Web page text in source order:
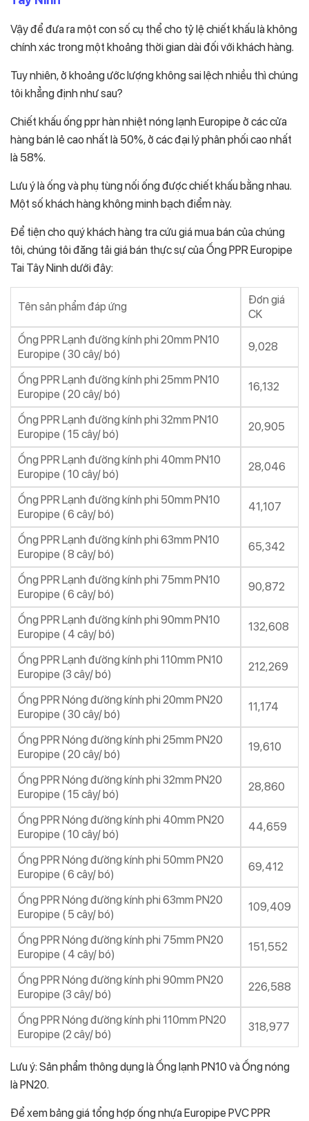
Vậy để đưa ra một con số cụ thể cho tỷ lệ chiết khấu là không
chính xác trong một khoảng thời gian dài đối với khách hàng.
Tuy nhiên, ở khoảng ước lượng không sai lệch nhiều thì chúng
tôi khẳng định như sau?
Chiết khấu ống ppr hàn nhiệt nóng lạnh Europipe ở các cửa
hàng bán lẻ cao nhất là 50%, ở các đại lý phân phối cao nhất
là 58%.
Lưu ý là ống và phụ tùng nối ống được chiết khấu bằng nhau.
Một số khách hàng không minh bạch điểm này.
Để tiện cho quý khách hàng tra cứu giá mua bán của chúng
tôi, chúng tôi đăng tải giá bán thực sự của Ống PPR Europipe
Tai Tây Ninh dưới đây:
Tên sản phẩm đáp ứng
Đơn giá
CK
Ống PPR Lạnh đường kính phi 20mm PN10
Europipe ( 30 cây/ bó)
9,028
Ống PPR Lạnh đường kính phi 25mm PN10
Europipe ( 20 cây/ bó)
16,132
Ống PPR Lạnh đường kính phi 32mm PN10
Europipe ( 15 cây/ bó)
20,905
Ống PPR Lạnh đường kính phi 40mm PN10
Europipe ( 10 cây/ bó)
28,046
Ống PPR Lạnh đường kính phi 50mm PN10
Europipe ( 6 cây/ bó)
41,107
Ống PPR Lạnh đường kính phi 63mm PN10
Europipe ( 8 cây/ bó)
65,342
Ống PPR Lạnh đường kính phi 75mm PN10
Europipe ( 6 cây/ bó)
90,872
Ống PPR Lạnh đường kính phi 90mm PN10
Europipe ( 4 cây/ bó)
132,608
Ống PPR Lạnh đường kính phi 110mm PN10
Europipe (3 cây/ bó)
212,269
Ống PPR Nóng đường kính phi 20mm PN20
Europipe ( 30 cây/ bó)
11,174
Ống PPR Nóng đường kính phi 25mm PN20
Europipe ( 20 cây/ bó)
19,610
Ống PPR Nóng đường kính phi 32mm PN20
Europipe ( 15 cây/ bó)
28,860
Ống PPR Nóng đường kính phi 40mm PN20
Europipe ( 10 cây/ bó)
44,659
Ống PPR Nóng đường kính phi 50mm PN20
Europipe ( 6 cây/ bó)
69,412
Ống PPR Nóng đường kính phi 63mm PN20
Europipe ( 5 cây/ bó)
109,409
Ống PPR Nóng đường kính phi 75mm PN20
Europipe ( 4 cây/ bó)
151,552
Ống PPR Nóng đường kính phi 90mm PN20
Europipe (3 cây/ bó)
226,588
Ống PPR Nóng đường kính phi 110mm PN20
Europipe (2 cây/ bó)
318,977
Lưu ý: Sản phẩm thông dụng là Ống lạnh PN10 và Ống nóng
là PN20.
Để xem bảng giá tổng hợp ống nhựa Europipe PVC PPR